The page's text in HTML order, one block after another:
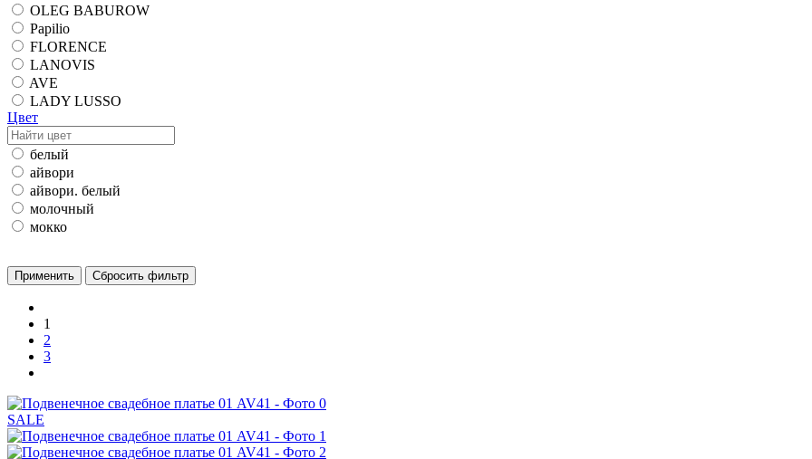
OLEG BABUROW
Papilio
FLORENCE
LANOVIS
AVE
LADY LUSSO
Цвет
белый
айвори
айвори. белый
молочный
мокко
1
2
3
SALE